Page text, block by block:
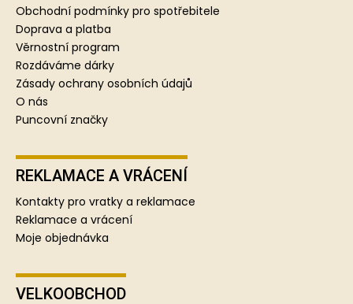
Obchodní podmínky pro spotřebitele
Doprava a platba
Věrnostní program
Rozdáváme dárky
Zásady ochrany osobních údajů
O nás
Puncovní značky
REKLAMACE A VRÁCENÍ
Kontakty pro vratky a reklamace
Reklamace a vrácení
Moje objednávka
VELKOOBCHOD